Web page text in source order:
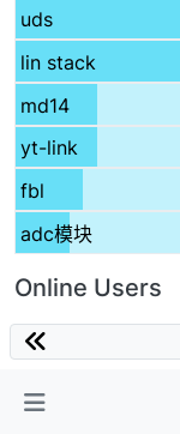
uds
lin stack
md14
yt-link
fbl
adc模块
Online Users